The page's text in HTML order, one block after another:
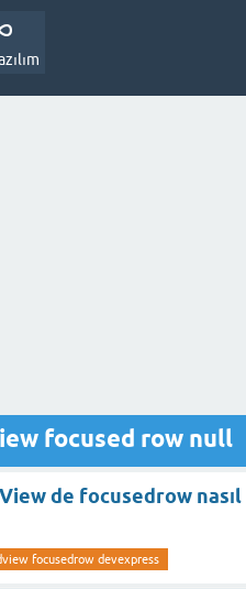
focused row null
de focusedrow
focusedrow devexpress